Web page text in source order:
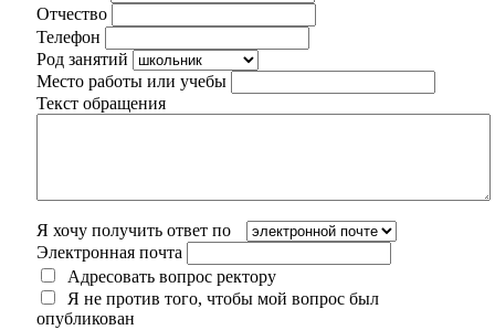
Отчество
Телефон
Род занятий
Место работы или учебы
Текст обращения
Я хочу получить ответ по
Электронная почта
Адресовать вопрос ректору
Я не против того, чтобы мой вопрос был
опубликован